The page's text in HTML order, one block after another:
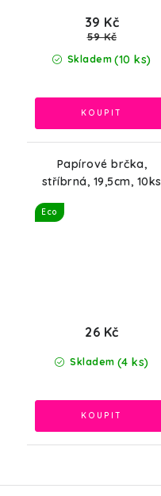
Skladem (10 ks)
39 Kč
59 Kč
Papírové brčka,
stříbrná, 19,5cm, 10ks
Eco
Skladem (4 ks)
26 Kč